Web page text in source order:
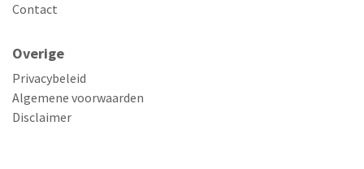
Contact
Overige
Privacybeleid
Algemene voorwaarden
Disclaimer